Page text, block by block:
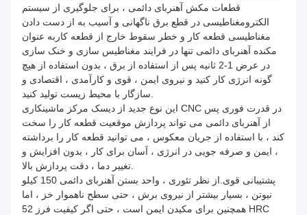
قطعات مکش آهنربای دائمی ، برای جلوگیری از سیستم
الکترومغناطیسی در قطع برق ناگهانی و آسیب به از دست دادن
مغناطیسی قطعه کار و خطر سقوط خارج از قطعه کاربه عنوان
مکنده آهنربای دائمی تنها در فرایند مغناطیس سازی و خنک سازی
در عرض 1-2 ثانیه پس از استفاده از برق ، بدون استفاده از هیچ
گونه انرژی کار کنید و نیروی ایمن ، قوی و کارآمدی ، اقتصادی و
این نوع جدید از دیسک مرکز ماشینکاری CNC در قدرت فوری پس
از آهنربای دائمی می تواند پردازش موقعیت قطعه کار را سخت
کند ، با استفاده از جریان معکوس ، می توانید قطعه کار را برداشته
، ایمن و صرفه جویی در انرژی ، آسان برای کار ، بدون افزایش و
پشتیبانی قوی.از نظر تئوری ، واحد بستن آهنربای دائمی 150 کیلو
نیوتن ، بسیار بیشتر از نیروی برش ، حتی سطح ناهموار خز ، اما
همچنین برای مکیدن ایمن است ، حتی اگر کیفیت فرز 52 HRC